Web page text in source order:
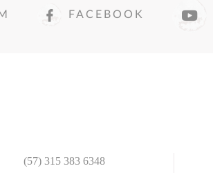
FACEBOOK
(57) 315 383 6348